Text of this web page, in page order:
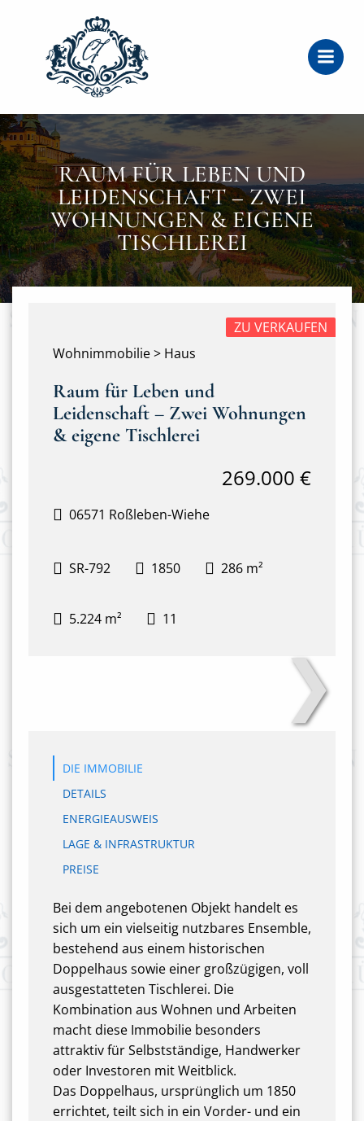
RAUM FÜR LEBEN UND
LEIDENSCHAFT – ZWEI
WOHNUNGEN & EIGENE
TISCHLEREI
Wohnimmobilie > Haus
ZU VERKAUFEN
Raum für Leben und
Leidenschaft – Zwei Wohnungen
& eigene Tischlerei
06571 Roßleben-Wiehe
269.000 €
SR-792 1850 286 m²
5.224 m² 11
❯
DIE IMMOBILIE
DETAILS
ENERGIEAUSWEIS
LAGE & INFRASTRUKTUR
PREISE
Bei dem angebotenen Objekt handelt es
sich um ein vielseitig nutzbares Ensemble,
bestehend aus einem historischen
Doppelhaus sowie einer großzügigen, voll
ausgestatteten Tischlerei. Die
Kombination aus Wohnen und Arbeiten
macht diese Immobilie besonders
attraktiv für Selbstständige, Handwerker
oder Investoren mit Weitblick.
Das Doppelhaus, ursprünglich um 1850
errichtet, teilt sich in ein Vorder- und ein